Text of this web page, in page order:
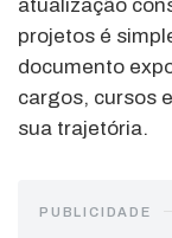
atualização
projetos é
documento
cargos, cursos
sua trajetória.
PUBLICIDADE